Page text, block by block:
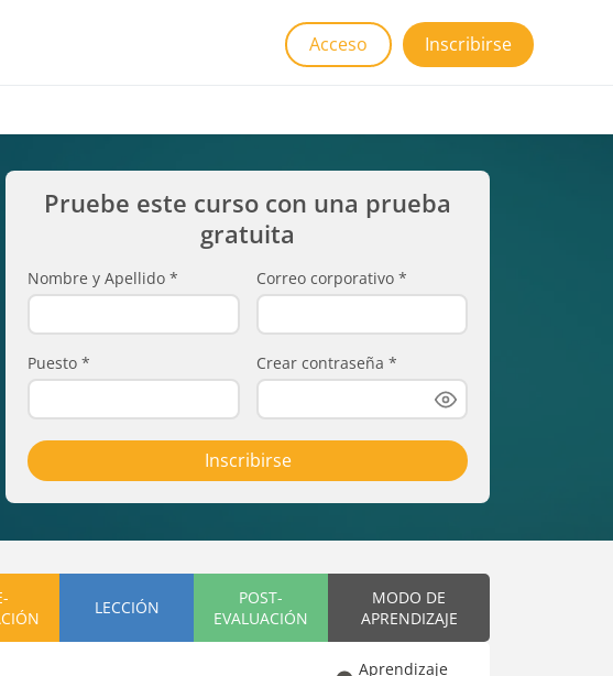
Acceso Inscribirse
Pruebe este curso con una prueba
gratuita
Nombre y Apellido * Correo corporativo *
Puesto * Crear contraseña *
Inscribirse
LECCIÓN
POST-
EVALUACIÓN
MODO DE
APRENDIZAJE
Aprendizaje